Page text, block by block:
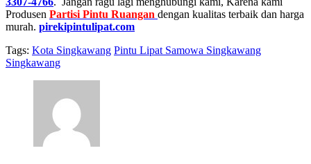
Produsen Partisi Pintu Ruangan dengan kualitas terbaik dan harga
murah. pirekipintulipat.com
Tags: Kota Singkawang Pintu Lipat Samowa Singkawang
Singkawang